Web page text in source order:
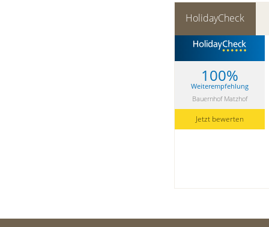
HolidayCheck
100%
Weiterempfehlung
Bauernhof Matzhof
Jetzt bewerten